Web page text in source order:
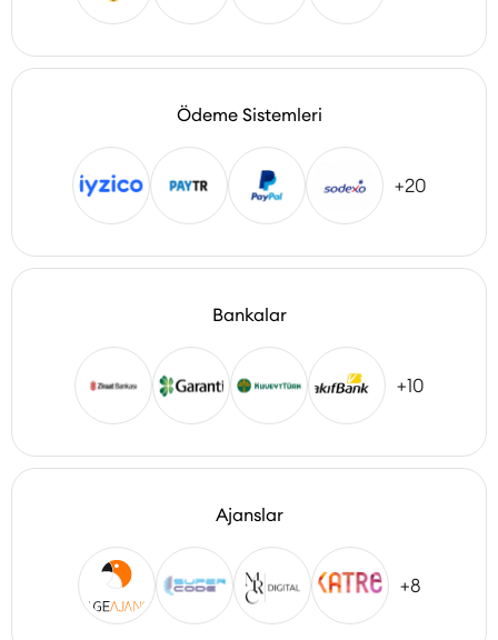
Ödeme Sistemleri
+20
Bankalar
+10
Ajanslar
+8